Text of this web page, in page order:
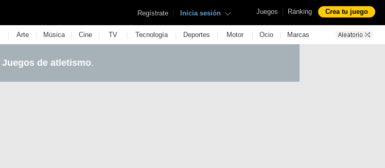
Juegos | Ránking Crea tu juego
Regístrate | Inicia sesión
| Arte | Música | Cine | TV | Tecnología | Deportes | Motor | Ocio | Marcas
Juegos de atletismo.